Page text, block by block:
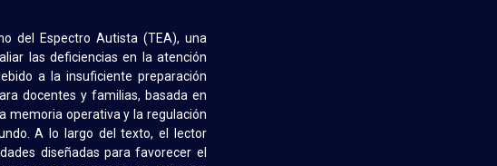
del Espectro Autista (TEA), una
las deficiencias en la atención
a la insuficiente preparación
docentes y familias, basada en
memoria operativa y la regulación
A lo largo del texto, el lector
diseñadas para favorecer el